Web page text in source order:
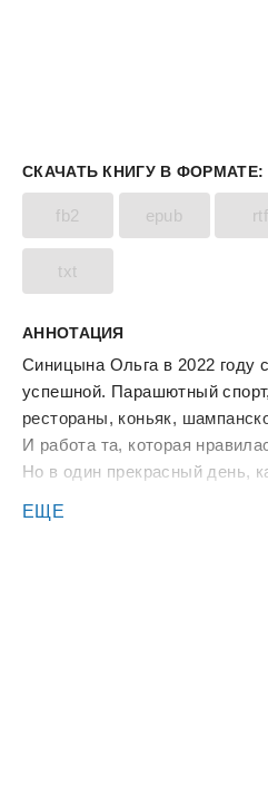
СКАЧАТЬ КНИГУ В ФОРМАТЕ:
fb2 epub rtf
txt
АННОТАЦИЯ
Синицына Ольга в 2022 году
успешной. Парашютный
рестораны, коньяк,
И работа та, которая
Но в один прекрасный день,
себя в теле скромной тихой
ЕЩЕ